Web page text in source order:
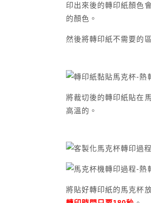
印出來後的轉印紙顏色
的顏色。
然後將轉印紙不需要的
將裁切後的轉印紙貼在
高溫的。
將貼好轉印紙的馬克杯